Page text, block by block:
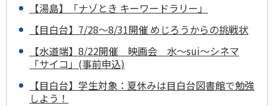
【湯島】「ナゾとき キーワードラリー」
【目白台】7/28～8/31開催 めじろうからの挑戦状
【水道端】8/22開催 映画会 水～sui～シネマ
「サイコ」(事前申込)
【目白台】学生対象：夏休みは目白台図書館で勉強
しよう！